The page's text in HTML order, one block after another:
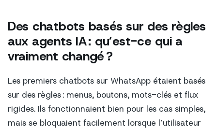
Des chatbots basés sur des règles
aux agents IA : qu’est-ce qui a
vraiment changé ?
Les premiers chatbots sur WhatsApp étaient basés
sur des règles : menus, boutons, mots-clés et flux
rigides. Ils fonctionnaient bien pour les cas simples,
mais se bloquaient facilement lorsque l’utilisateur